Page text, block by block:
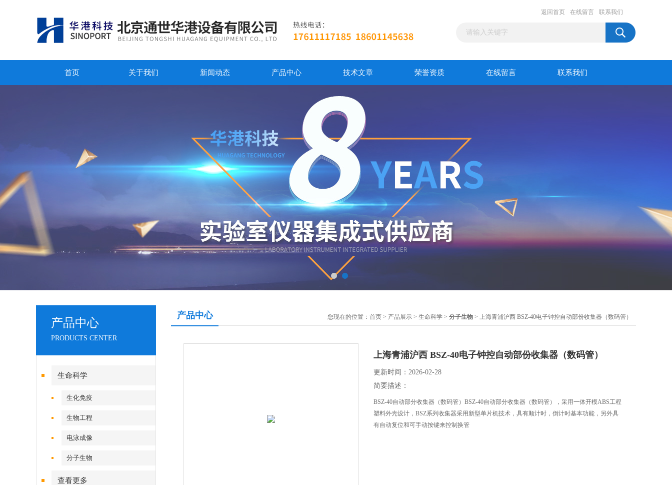
返回首页 在线留言 联系我们
首页 关于我们 新闻动态 产品中心 技术文章 荣誉资质 在线留言 联系我们
产品中心
PRODUCTS CENTER
生命科学
生化免疫
生物工程
电泳成像
分子生物
查看更多
产品中心 您现在的位置： 首页 > 产品展示 > 生命科学 > 分子生物 > 上海青浦沪西 BSZ-40电子钟控自动部份收集器（数码管）
上海青浦沪西 BSZ-40电子钟控自动部份收集器（数码管）
更新时间：2026-02-28
简要描述：
BSZ-40自动部分收集器（数码管）BSZ-40自动部分收集器（数码管），采用一体开模ABS工程
塑料外壳设计，BSZ系列收集器采用新型单片机技术，具有顺计时，倒计时基本功能，另外具
有自动复位和可手动按键来控制换管